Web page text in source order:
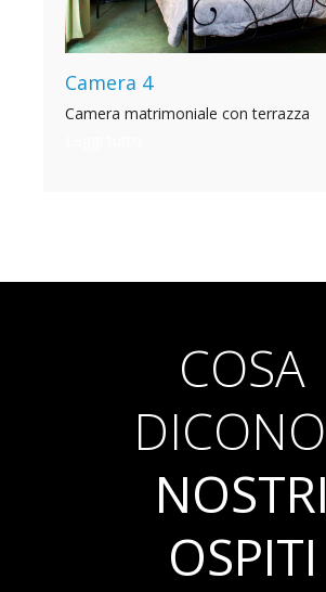
Camera 4
Camera matrimoniale con terrazza
COSA
DICONO
NOSTRI
OSPITI